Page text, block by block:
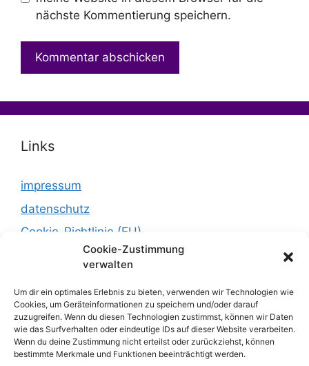
Cookie-Zustimmung
verwalten
Um dir ein optimales Erlebnis zu bieten, verwenden wir Technologien wie
Cookies, um Geräteinformationen zu speichern und/oder darauf
zuzugreifen. Wenn du diesen Technologien zustimmst, können wir Daten
wie das Surfverhalten oder eindeutige IDs auf dieser Website verarbeiten.
Wenn du deine Zustimmung nicht erteilst oder zurückziehst, können
bestimmte Merkmale und Funktionen beeinträchtigt werden.
nächste Kommentierung speichern.
Links
impressum
datenschutz
Cookie-Richtlinie (EU)